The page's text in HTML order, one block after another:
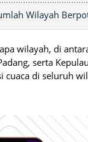
Wilayah
wilayah, di
serta
di seluruh